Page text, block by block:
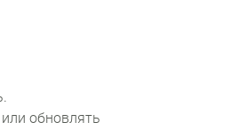
обновлять